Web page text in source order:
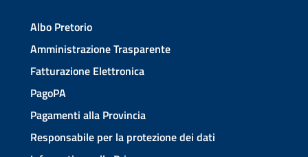
Albo Pretorio
Amministrazione Trasparente
Fatturazione Elettronica
PagoPA
Pagamenti alla Provincia
Responsabile per la protezione dei dati